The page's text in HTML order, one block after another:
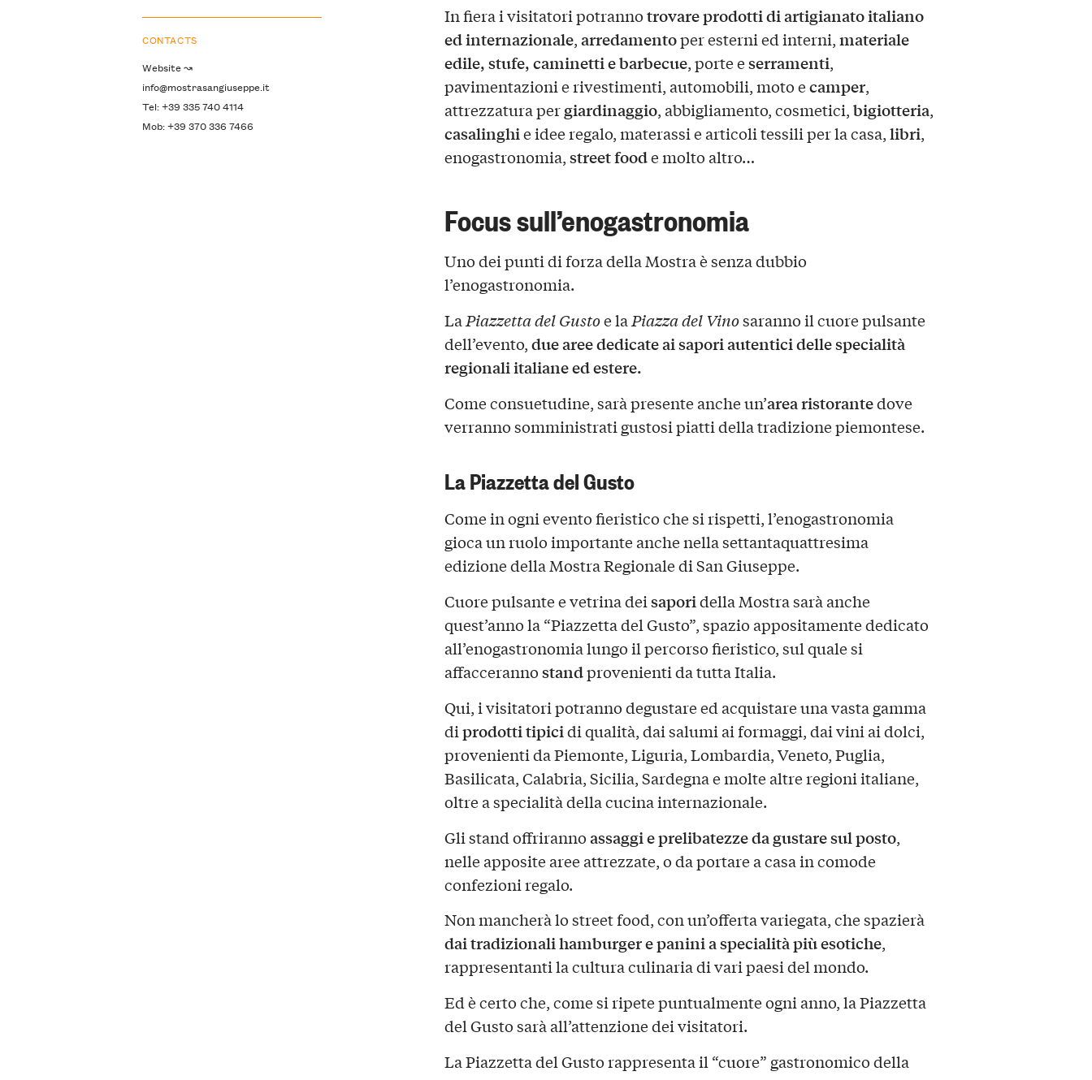
In fiera i visitatori potrannotrovare prodotti di artigianato italiano
ed internazionale,arredamentoper esterni ed interni,materiale
edile, stufe, caminetti e barbecue, porte eserramenti,
pavimentazioni e rivestimenti, automobili, moto ecamper,
attrezzatura pergiardinaggio, abbigliamento, cosmetici,bigiotteria,
casalinghie idee regalo, materassi e articoli tessili per la casa,libri,
enogastronomia,street foode molto altro…
Focus sull’enogastronomia
Uno dei punti di forza della Mostra è senza dubbio
l’enogastronomia.
La Piazzetta del Gustoe la Piazza del Vinosaranno il cuore pulsante
dell’evento,due aree dedicate ai sapori autentici delle specialità
regionali italiane ed estere.
Come consuetudine, sarà presente anche un’area ristorantedove
verranno somministrati gustosi piatti della tradizione piemontese.
La Piazzetta del Gusto
Come in ogni evento fieristico che si rispetti, l’enogastronomia
gioca un ruolo importante anche nella settantaquattresima
edizione della Mostra Regionale di San Giuseppe.
Cuore pulsante e vetrina deisaporidella Mostra sarà anche
quest’anno la “Piazzetta del Gusto”, spazio appositamente dedicato
all’enogastronomia lungo il percorso fieristico, sul quale si
affaccerannostandprovenienti da tutta Italia.
Qui, i visitatori potranno degustare ed acquistare una vasta gamma
diprodottitipicidi qualità, dai salumi ai formaggi, dai vini ai dolci,
provenienti da Piemonte, Liguria, Lombardia, Veneto, Puglia,
Basilicata, Calabria, Sicilia, Sardegna e molte altre regioni italiane,
oltre a specialità della cucina internazionale.
Gli stand offrirannoassaggi e prelibatezze da gustare sul posto,
nelle apposite aree attrezzate, o da portare a casa in comode
confezioni regalo.
Non mancherà lo street food, con un’offerta variegata, che spazierà
dai tradizionali hamburger e panini a specialità più esotiche,
rappresentanti la cultura culinaria di vari paesi del mondo.
Ed è certo che, come si ripete puntualmente ogni anno, la Piazzetta
del Gusto sarà all’attenzione dei visitatori.
La Piazzetta del Gusto rappresenta il “cuore” gastronomico della
CONTACTS
Website ↝
info@mostrasangiuseppe.it
Tel: +39 335 740 4114
Mob: +39 370 336 7466